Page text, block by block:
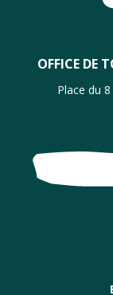
OFFICE DE
Place du